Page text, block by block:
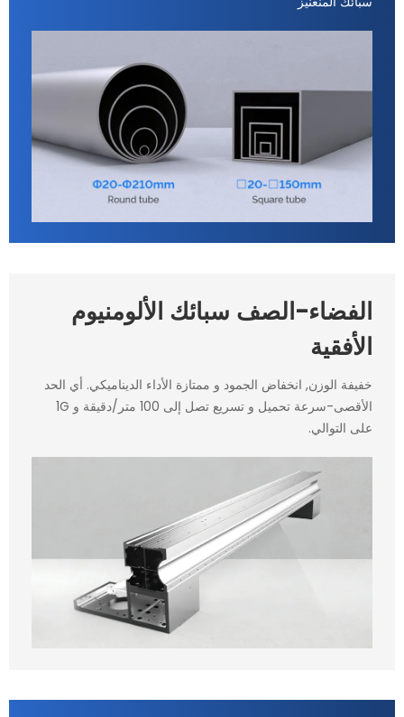
الفضاء-الصف سبائك الألومنيوم
الأفقية
خفيفة الوزن, انخفاض الجمود و ممتازة الأداء الديناميكي. أي الحد
الأقصى-سرعة تحميل و تسريع تصل إلى 100 متر/دقيقة و 1G
على التوالي.